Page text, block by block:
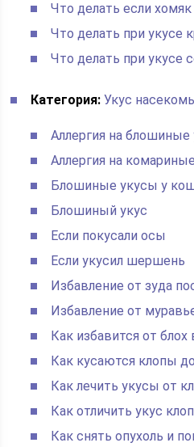
Что делать если
Что делать при укусе
Что делать при укусе
Категория: Укус
Аллергия на блошиные
Аллергия на
Блошиные укусы у
Блошиный укус
Если покусали осы
Если укусил шершень
Избавление от зуда
Избавление от
Как избавится от блох
Как кусаются клопы
Как лечить укусы от
Как отличить укус
Как снять опухоль и